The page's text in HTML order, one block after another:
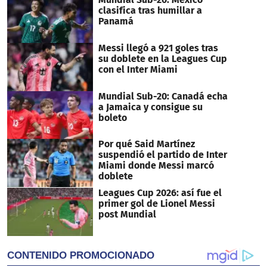
clasifica tras humillar a
Panamá
Messi llegó a 921 goles tras
su doblete en la Leagues Cup
con el Inter Miami
Mundial Sub-20: Canadá echa
a Jamaica y consigue su
boleto
Por qué Said Martínez
suspendió el partido de Inter
Miami donde Messi marcó
doblete
Leagues Cup 2026: así fue el
primer gol de Lionel Messi
post Mundial